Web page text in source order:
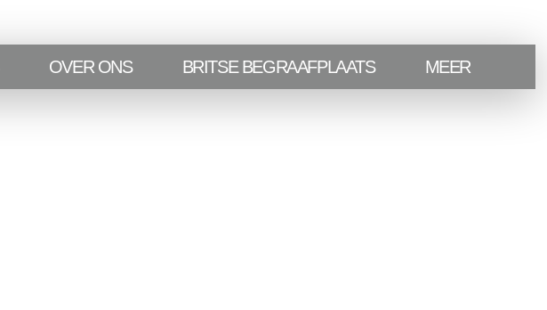
OVER ONS BRITSE BEGRAAFPLAATS MEER